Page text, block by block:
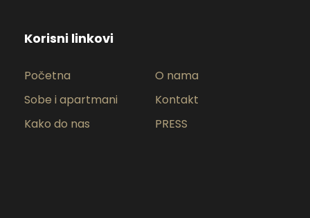
Korisni linkovi
Početna
O nama
Sobe i apartmani
Kontakt
Kako do nas
PRESS